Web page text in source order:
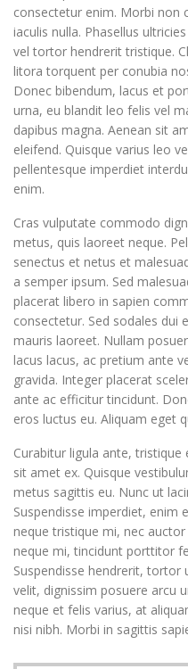
consectetur enim. Morbi non
iaculis nulla. Phasellus
vel tortor hendrerit tristique.
litora torquent per conubia
Donec bibendum, lacus et
urna, eu blandit leo felis vel
dapibus magna. Aenean sit
eleifend. Quisque varius leo
pellentesque imperdiet
enim.
Cras vulputate commodo
metus, quis laoreet neque.
senectus et netus et
a semper ipsum. Sed
placerat libero in sapien
consectetur. Sed sodales dui
mauris laoreet. Nullam
lacus lacus, ac pretium ante
gravida. Integer placerat
ante ac efficitur tincidunt.
eros luctus eu. Aliquam eget
Curabitur ligula ante,
sit amet ex. Quisque
metus sagittis eu. Nunc ut
Suspendisse imperdiet, enim
neque tristique mi, nec
neque mi, tincidunt porttitor
Suspendisse hendrerit,
velit, dignissim posuere arcu
neque et felis varius, at
nisi nibh. Morbi in sagittis